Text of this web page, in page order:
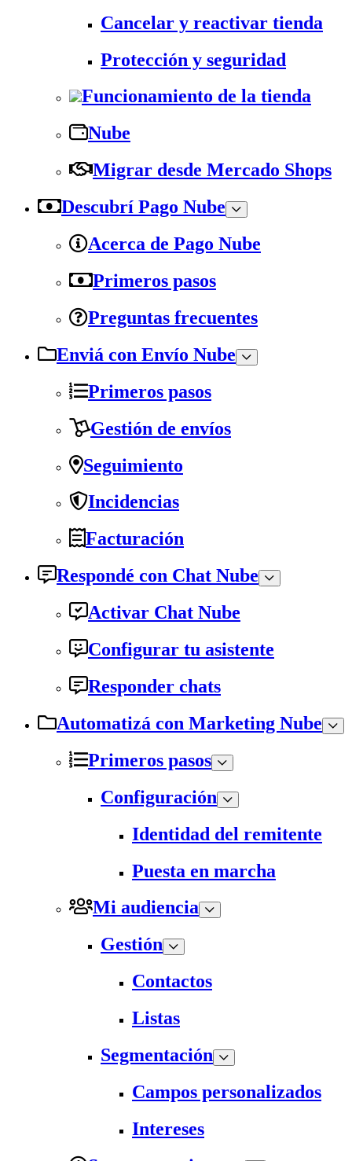
Cancelar y reactivar tienda
Protección y seguridad
Funcionamiento de la tienda
Nube
Migrar desde Mercado Shops
Descubrí Pago Nube
Acerca de Pago Nube
Primeros pasos
Preguntas frecuentes
Enviá con Envío Nube
Primeros pasos
Gestión de envíos
Seguimiento
Incidencias
Facturación
Respondé con Chat Nube
Activar Chat Nube
Configurar tu asistente
Responder chats
Automatizá con Marketing Nube
Primeros pasos
Configuración
Identidad del remitente
Puesta en marcha
Mi audiencia
Gestión
Contactos
Listas
Segmentación
Campos personalizados
Intereses